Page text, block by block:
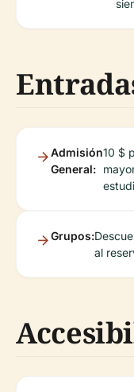
Admisión
General:
10 $
Grupos:
al